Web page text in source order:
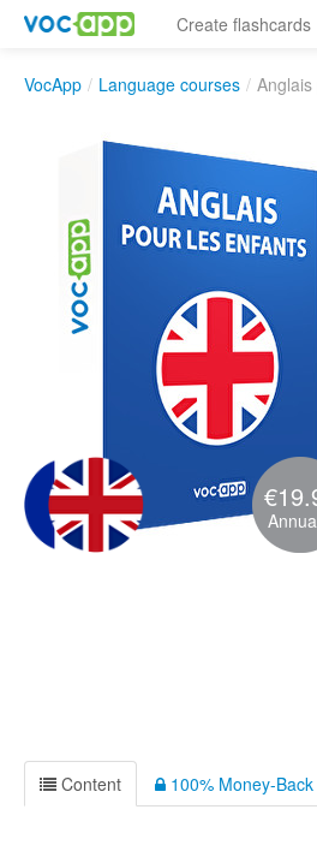
Create flashcards
VocApp / Language courses /
Content 100% Money-